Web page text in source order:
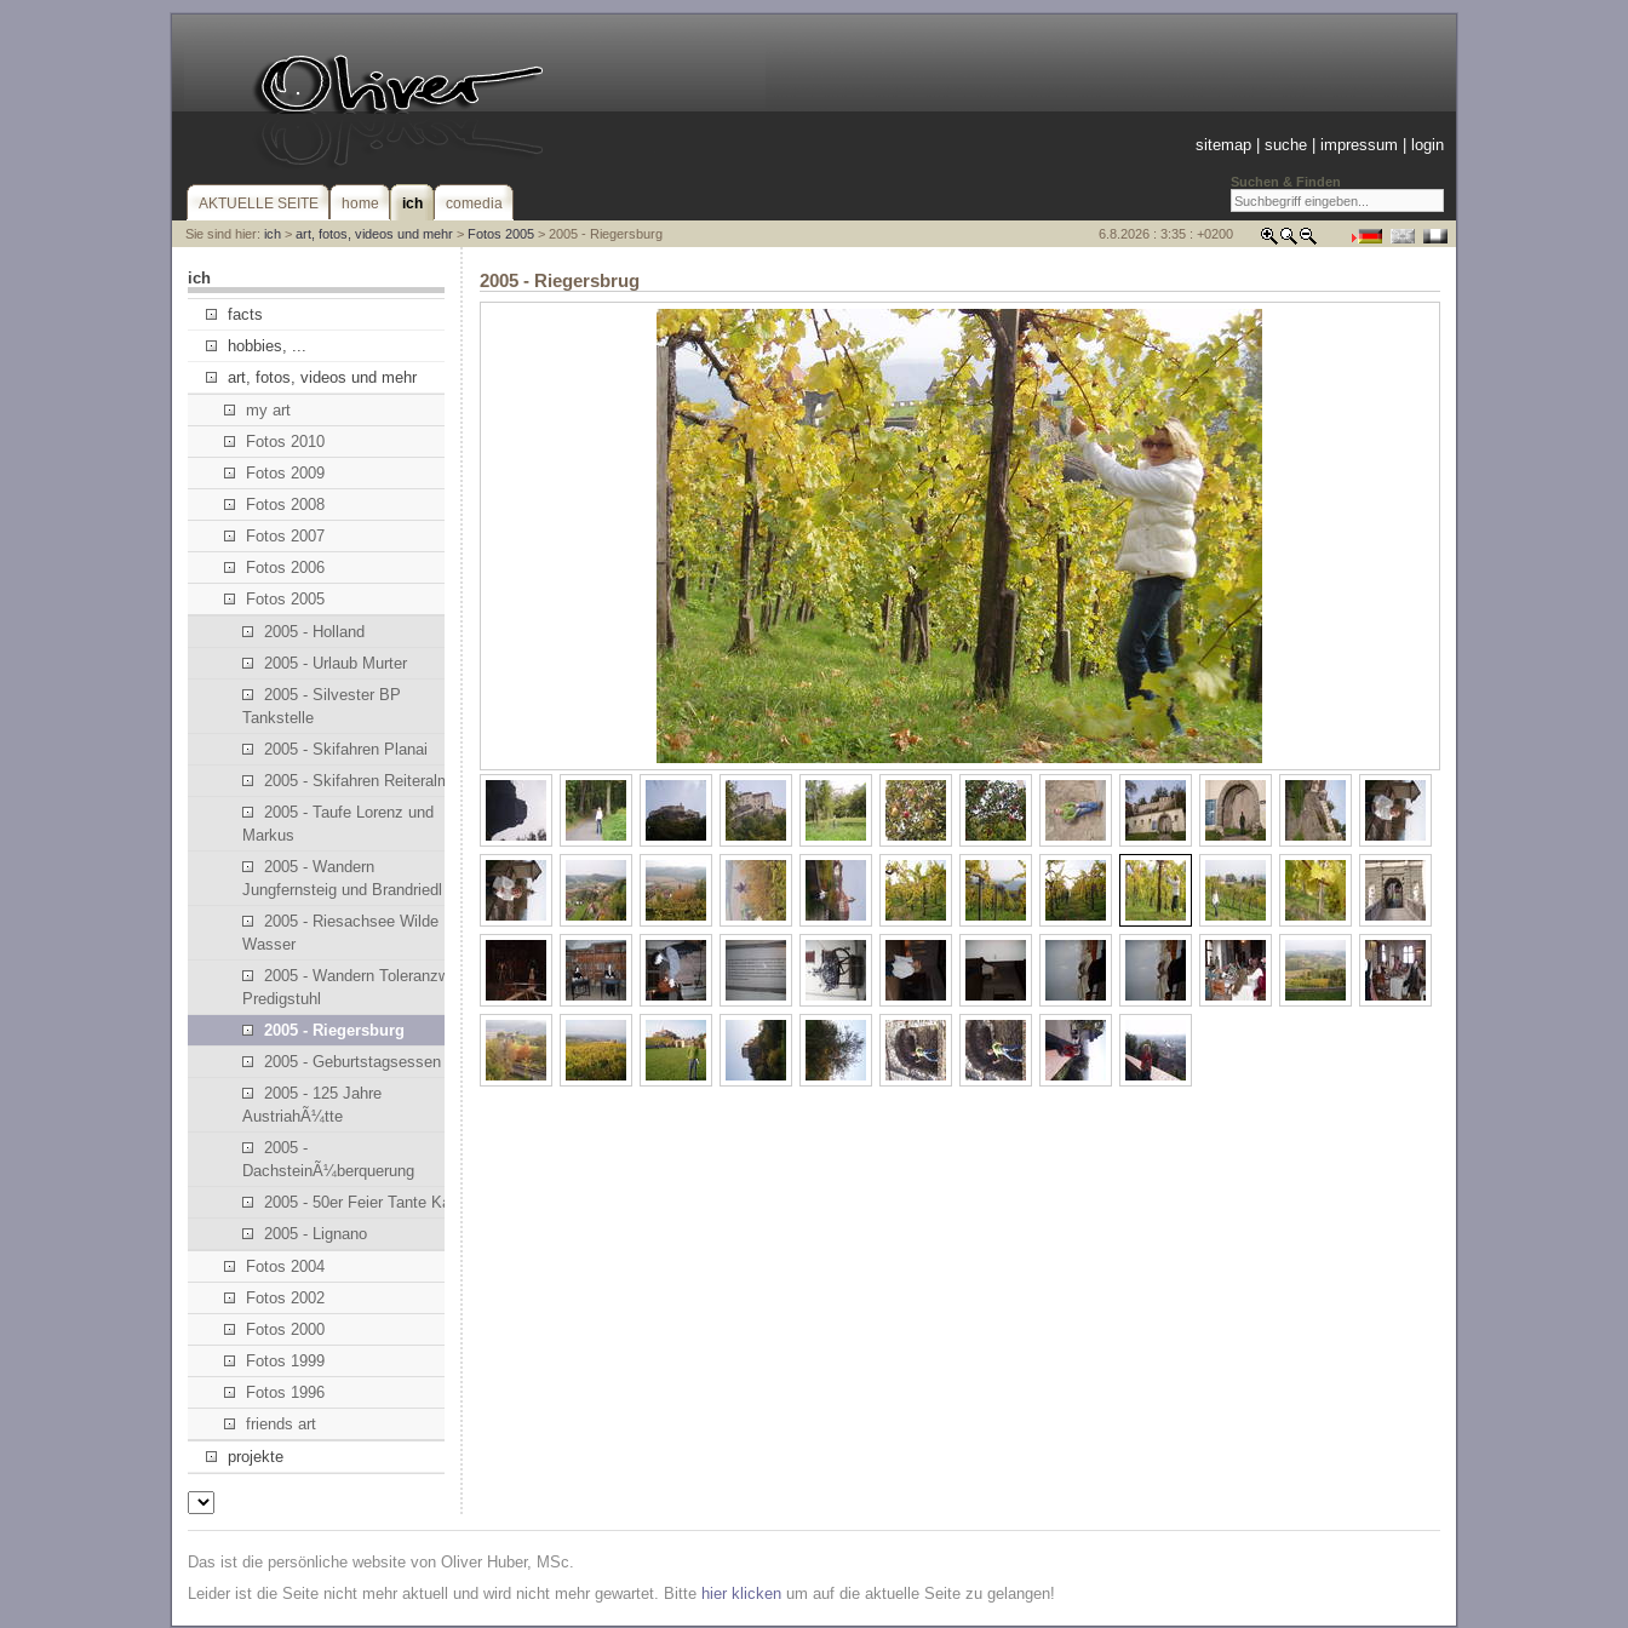
Suchen & Finden
sitemap |suche |impressum login
AKTUELLE SEITE home ich comedia
Sie sind hier: ich> art, fotos, videos und mehr> Fotos 2005> 2005 - Riegersburg 6.8.2026 : 3:35 : +0200
ich
facts
hobbies, ...
art, fotos, videos und mehr
my art
Fotos 2010
Fotos 2009
Fotos 2008
Fotos 2007
Fotos 2006
Fotos 2005
2005 - Holland
2005 - Urlaub Murter
2005 - Silvester BP
Tankstelle
2005 - Skifahren Planai
2005 - Skifahren Reiteralm
2005 - Taufe Lorenz und
Markus
2005 - Wandern
Jungfernsteig und Brandriedl
2005 - Riesachsee Wilde
Wasser
2005 - Wandern Toleranzweg
Predigstuhl
2005 - Riegersburg
2005 - Geburtstagsessen
2005 - 125 Jahre
AustriahÃ¼tte
2005 -
DachsteinÃ¼berquerung
2005 - 50er Feier Tante Kathi
2005 - Lignano
Fotos 2004
Fotos 2002
Fotos 2000
Fotos 1999
Fotos 1996
friends art
projekte
2005 - Riegersbrug
Das ist die persönliche website von Oliver Huber, MSc.
Leider ist die Seite nicht mehr aktuell und wird nicht mehr gewartet. Bitte hier klicken um auf die aktuelle Seite zu gelangen!